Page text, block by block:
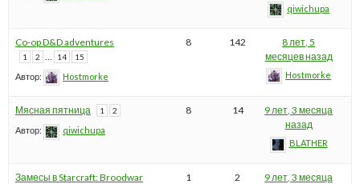
qiwichupa
Co-op D&D adventures
1 2 … 14 15
Автор: Hostmorke
8 142
8 лет, 5
месяцев назад
Hostmorke
Мясная пятница 1 2
Автор: qiwichupa
8 14
9 лет, 3 месяца
назад
BLATHER
Замесы в Starcraft: Broodwar 1 2
9 лет, 3 месяца